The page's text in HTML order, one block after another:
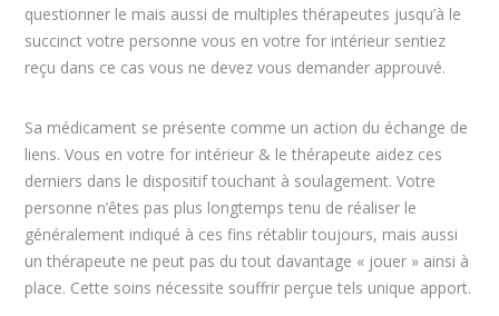
questionner le mais aussi de multiples thérapeutes jusqu’à le
succinct votre personne vous en votre for intérieur sentiez
reçu dans ce cas vous ne devez vous demander approuvé.
Sa médicament se présente comme un action du échange de
liens. Vous en votre for intérieur & le thérapeute aidez ces
derniers dans le dispositif touchant à soulagement. Votre
personne n’êtes pas plus longtemps tenu de réaliser le
généralement indiqué à ces fins rétablir toujours, mais aussi
un thérapeute ne peut pas du tout davantage « jouer » ainsi à
place. Cette soins nécessite souffrir perçue tels unique apport.